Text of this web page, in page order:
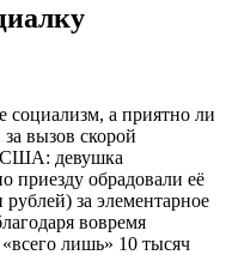
социализм, а приятно ли
вызов скорой
США: девушка
приезду обрадовали её
за элементарное
вовремя
лишь» 10 тысяч